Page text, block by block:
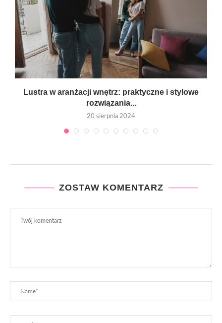
Lustra w aranżacji wnętrz: praktyczne i stylowe
rozwiązania...
20 sierpnia 2024
ZOSTAW KOMENTARZ